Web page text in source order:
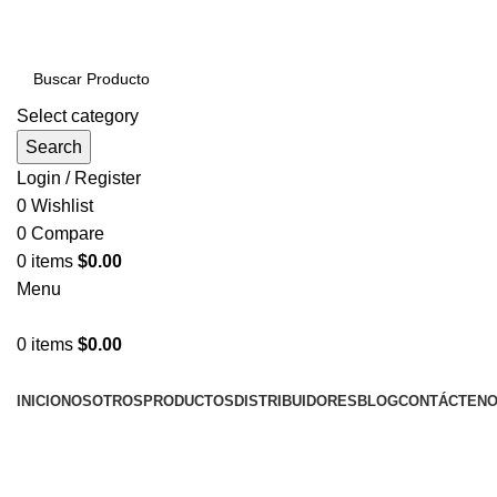
Select category
Search
Login / Register
0 Wishlist
0 Compare
0 items $0.00
Menu
0 items $0.00
INICIONOSOTROS PRODUCTOS DISTRIBUIDORES BLOG